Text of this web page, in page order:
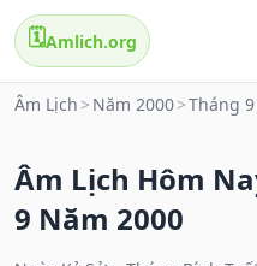
🗓️Amlich.org
Âm Lịch > Năm 2000>Tháng 9
Âm Lịch Hôm
9 Năm 2000